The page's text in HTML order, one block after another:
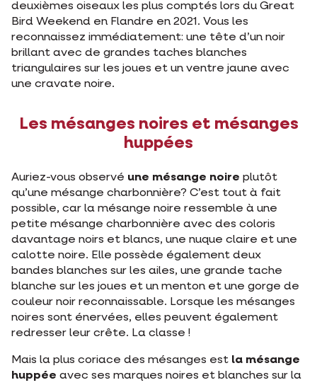
deuxièmes oiseaux les plus comptés lors du Great
Bird Weekend en Flandre en 2021. Vous les
reconnaissez immédiatement: une tête d’un noir
brillant avec de grandes taches blanches
triangulaires sur les joues et un ventre jaune avec
une cravate noire.
Les mésanges noires et mésanges
huppées
Auriez-vous observé une mésange noire plutôt
qu’une mésange charbonnière? C’est tout à fait
possible, car la mésange noire ressemble à une
petite mésange charbonnière avec des coloris
davantage noirs et blancs, une nuque claire et une
calotte noire. Elle possède également deux
bandes blanches sur les ailes, une grande tache
blanche sur les joues et un menton et une gorge de
couleur noir reconnaissable. Lorsque les mésanges
noires sont énervées, elles peuvent également
redresser leur crête. La classe !
Mais la plus coriace des mésanges est la mésange
huppée avec ses marques noires et blanches sur la